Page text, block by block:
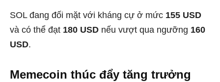
SOL đang đối mặt với kháng cự ở mức 155 USD
và có thể đạt 180 USD nếu vượt qua ngưỡng 160
USD.
Memecoin thúc đẩy tăng trưởng